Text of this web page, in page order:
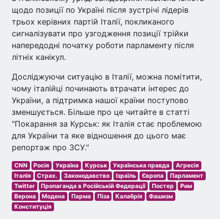
щодо позиції по Україні після зустрічі лідерів
трьох керівних партій Італії, покликаного
сигналізувати про узгодження позиції трійки
напередодні початку роботи парламенту після
літніх канікул.
Досліджуючи ситуацію в Італії, можна помітити,
чому італійці починають втрачати інтерес до
України, а підтримка нашої країни поступово
зменшується. Більше про це читайте в статті
"Покарання за Курськ: як Італія стає проблемою
для України та яке відношення до цього має
репортаж про ЗСУ."
CNN Росія Україна Курськ Українська правда
Агресія
Італія
Страх. Законодавство Ізраїль Європа
Парламент
Twitter
Пропаганда в Російській Федерації Постер
Рим
Верона
Модена Парма Піза Калабрія
Фашизм
Конституція